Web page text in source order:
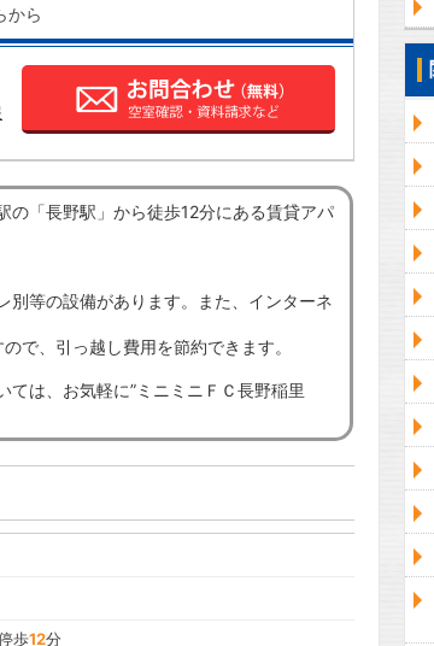
から
「長野駅」から徒歩12分にある賃貸アパ
別等の設備があります。また、インターネ
で、引っ越し費用を節約できます。
は、お気軽に”ミニミニＦＣ長野稲里
歩12分